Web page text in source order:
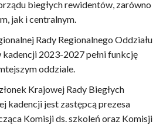
biegłych rewidentów, zarówno
jak i centralnym.
Rady Regionalnego Oddziału
kadencji 2023-2027 pełni funkcję
oddziale.
Krajowej Rady Biegłych
kadencji jest zastępcą prezesa
Komisji ds. szkoleń oraz Komisji